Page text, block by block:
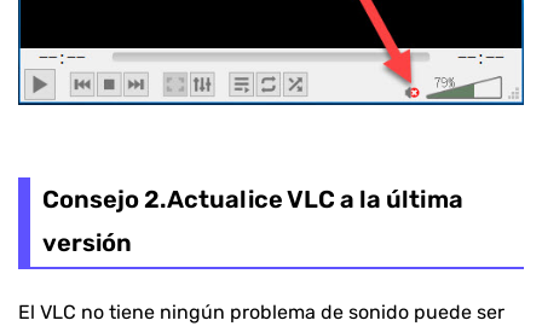
Consejo 2.Actualice VLC a la última
versión
El VLC no tiene ningún problema de sonido puede ser